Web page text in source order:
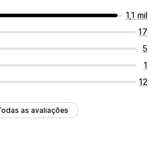
1,1 mil
17
5
1
12
as avaliações